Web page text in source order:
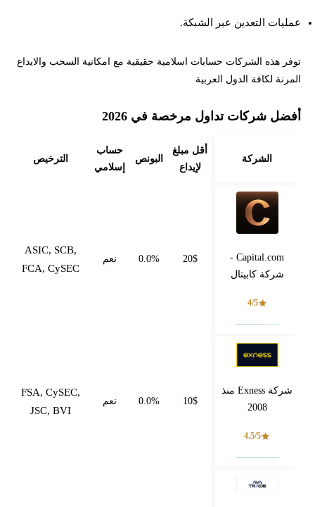
عمليات التعدين عبر الشبكة.
توفر هذه الشركات حسابات اسلامية حقيقية مع امكانية السحب والايداع
المرنة لكافة الدول العربية
أفضل شركات تداول مرخصة في 2026
الشركة
أقل مبلغ
لإيداع
البونص
حساب
إسلامي
الترخيص
Capital.com -
شركة كابيتال
4/5
20$
0.0% نعم
ASIC, SCB,
FCA, CySEC
شركة Exness منذ
2008
4.5/5
10$
0.0% نعم
FSA, CySEC,
JSC, BVI